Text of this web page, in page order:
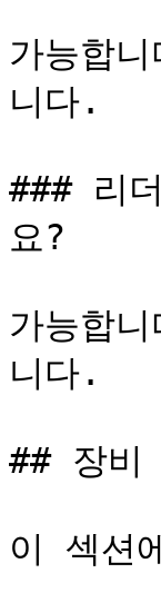
가능합
니다.
### 리
요?
가능합
니다.
## 장
이 섹션